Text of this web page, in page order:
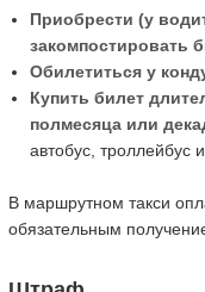
Приобрести (у
закомпостировать
Обилетиться у
Купить билет
полмесяца или
автобус, троллейбус
В маршрутном такси
обязательным